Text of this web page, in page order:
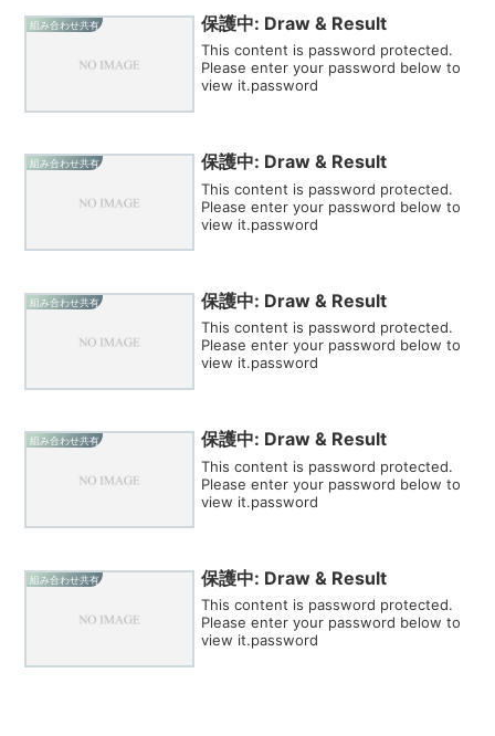
組み合わせ共有 保護中: Draw & Result
This content is password protected.
Please enter your password below to
view it.password
組み合わせ共有 保護中: Draw & Result
This content is password protected.
Please enter your password below to
view it.password
組み合わせ共有 保護中: Draw & Result
This content is password protected.
Please enter your password below to
view it.password
組み合わせ共有 保護中: Draw & Result
This content is password protected.
Please enter your password below to
view it.password
組み合わせ共有 保護中: Draw & Result
This content is password protected.
Please enter your password below to
view it.password